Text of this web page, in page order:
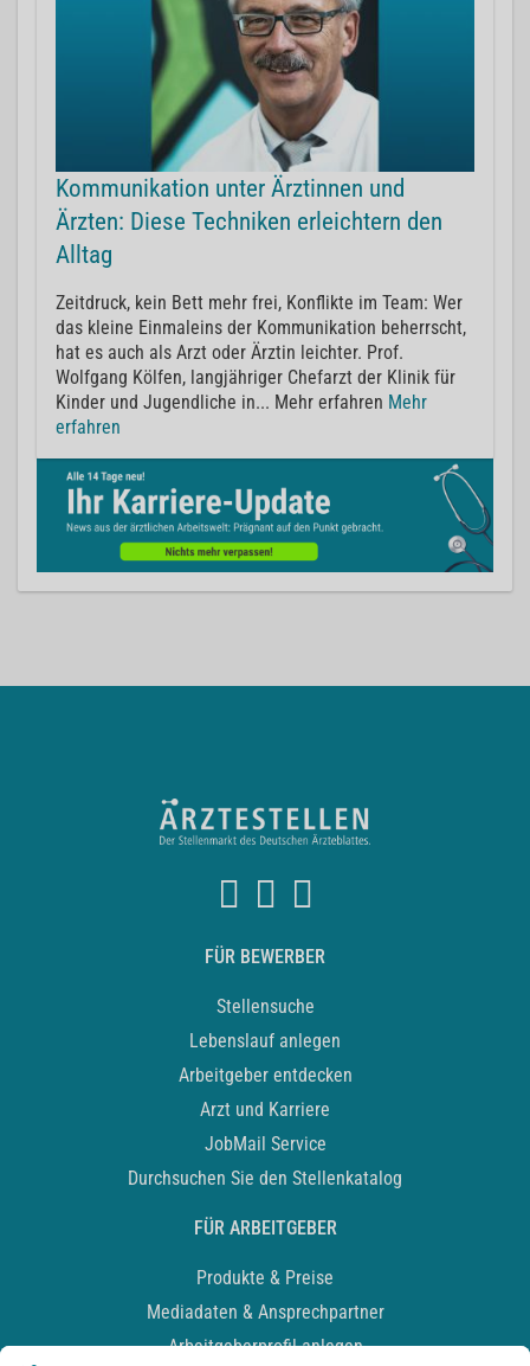
Kommunikation unter Ärztinnen und
Ärzten: Diese Techniken erleichtern den
Alltag
Zeitdruck, kein Bett mehr frei, Konflikte im Team: Wer
das kleine Einmaleins der Kommunikation beherrscht,
hat es auch als Arzt oder Ärztin leichter. Prof.
Wolfgang Kölfen, langjähriger Chefarzt der Klinik für
Kinder und Jugendliche in... Mehr erfahren Mehr
erfahren
FÜR BEWERBER
Stellensuche
Lebenslauf anlegen
Arbeitgeber entdecken
Arzt und Karriere
JobMail Service
Durchsuchen Sie den Stellenkatalog
FÜR ARBEITGEBER
Produkte & Preise
Mediadaten & Ansprechpartner
Arbeitgeberprofil anlegen